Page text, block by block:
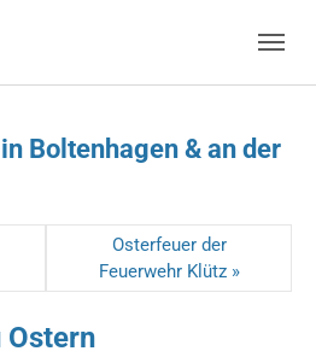
Boltenhagen & an der
Osterfeuer der
Feuerwehr Klütz »